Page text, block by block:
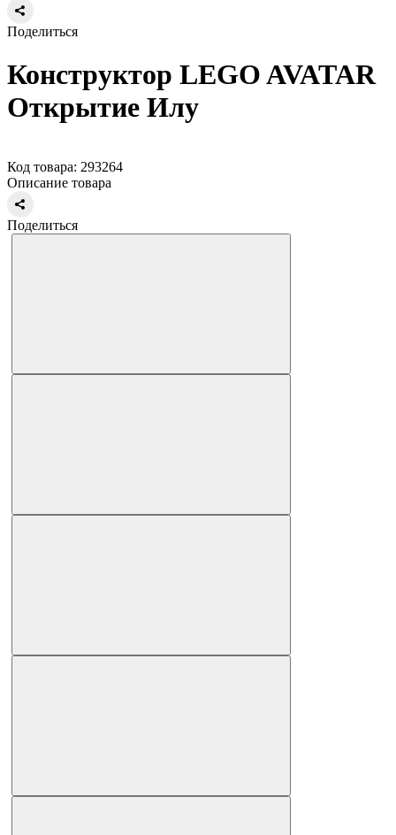
Поделиться
Конструктор LEGO AVATAR
Открытие Илу
Код товара: 293264
Описание товара
Поделиться